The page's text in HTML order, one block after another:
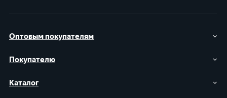
Оптовым покупателям
Покупателю
Каталог